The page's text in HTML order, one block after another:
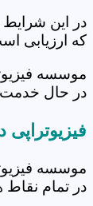
در این
که ارزیابی
موسسه
در حال
موسسه
در تمام نقاط